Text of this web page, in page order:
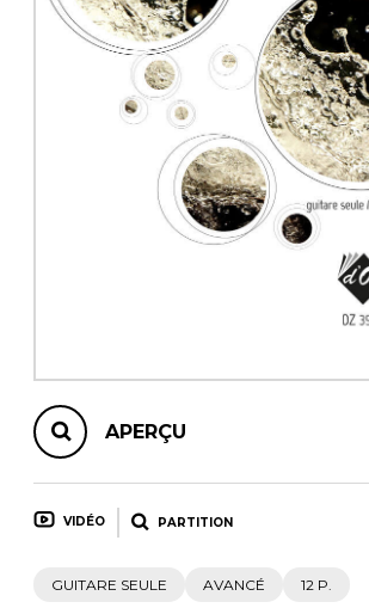
AUTRES PRODUITS
APERÇU
VIDÉO PARTITION
GUITARE SEULE AVANCÉ 12 P.